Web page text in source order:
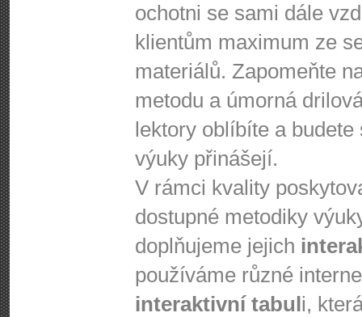
ochotni se sami dále
klientům maximum ze
materiálů. Zapomeňte
metodu a úmorná
lektory oblíbíte a budete
výuky přinášejí.
V rámci kvality
dostupné metodiky
doplňujeme jejich
používáme různé
interaktivní tabuli,